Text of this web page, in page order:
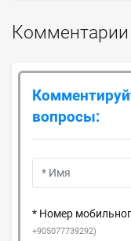
вопросы:
* Номер
+905077739292)